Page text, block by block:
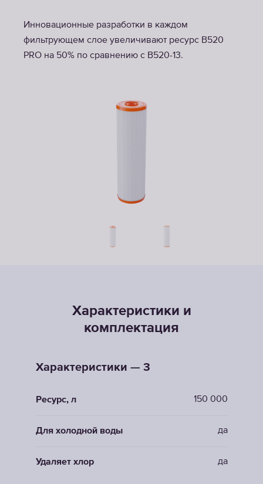
Инновационные разработки в каждом
фильтрующем слое увеличивают ресурс B520
PRO на 50% по сравнению с В520-13.
Характеристики и
комплектация
Характеристики — 3
Ресурс, л 150 000
Для холодной воды да
Удаляет хлор да